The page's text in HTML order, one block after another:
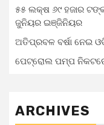
୫୫ ଲକ୍ଷ ୬୯ ହଜାର
ଜୁନିୟର ଇଞ୍ଜିନିୟର
ଅତିପ୍ରବଳ ବର୍ଷା ନେଇ
ପେଟ୍ରୋଲ ପମ୍ପ
ARCHIVES